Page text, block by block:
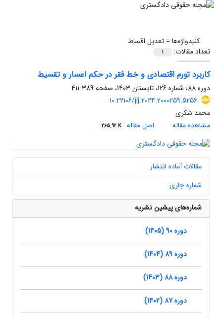
کلیدواژه‌ها =تعدیل اقساط
تعداد مقالات:
1
کاربرد تورم اقتصادی و خط فقر در حکم اعسار و تقسیط
دوره 88، شماره 126، تابستان 1403، صفحه
389-411
10.22106/jlj.2024.2000259.5256
محمد شکری
مشاهده مقاله
اصل مقاله 265.92 K
مقالات آماده انتشار
شماره جاری
شماره‌های پیشین نشریه
دوره 90 (1405)
دوره 89 (1404)
دوره 88 (1403)
دوره 87 (1402)